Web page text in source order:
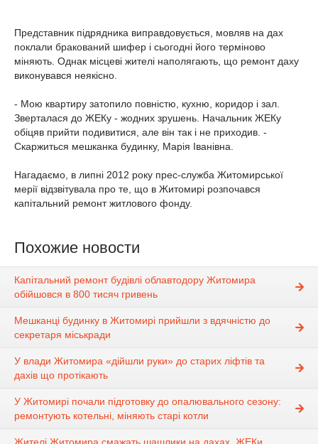
Представник підрядника виправдовується, мовляв на дах
поклали бракований шифер і сьогодні його терміново
міняють. Однак місцеві жителі наполягають, що ремонт даху
виконувався неякісно.
- Мою квартиру затопило повністю, кухню, коридор і зал.
Зверталася до ЖЕКу - жодних зрушень. Начальник ЖЕКу
обіцяв прийти подивитися, але він так і не приходив. -
Скаржиться мешканка будинку, Марія Іванівна.
Нагадаємо, в липні 2012 року прес-служба Житомирської
мерії відзвітувала про те, що в Житомирі розпочався
капітальний ремонт житлового фонду.
Похожие новости
Капітальний ремонт будівлі облавтодору Житомира
обійшовся в 800 тисяч гривень
Мешканці будинку в Житомирі прийшли з вдячністю до
секретаря міськради
У влади Житомира «дійшли руки» до старих ліфтів та
дахів що протікають
У Житомирі почали підготовку до опалювального сезону:
ремонтують котельні, міняють старі котли